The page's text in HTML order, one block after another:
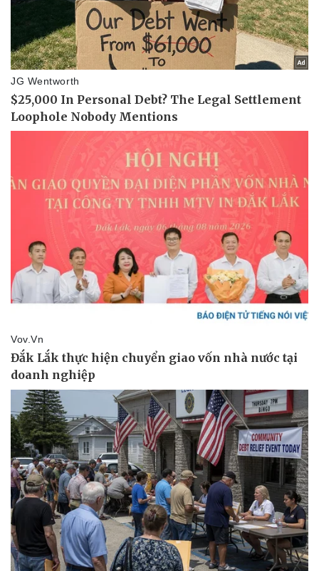
Pháp luật
Vụ án
Tin nóng
Tư vấn luật
Vũ khí
Việt Nam
Phân tích